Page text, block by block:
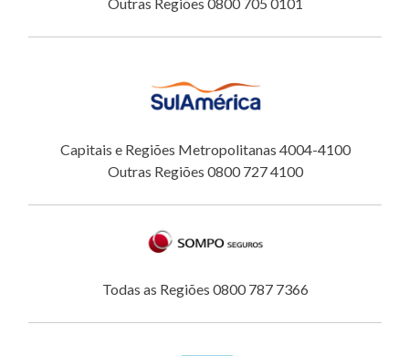
Capitais e Regiões Metropolitanas 4004-4100
Outras Regiões 0800 727 4100
Todas as Regiões 0800 787 7366